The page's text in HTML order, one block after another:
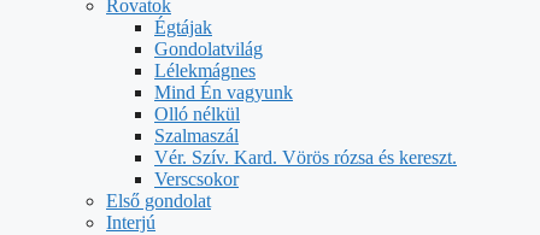
Rovatok
Égtájak
Gondolatvilág
Lélekmágnes
Mind Én vagyunk
Olló nélkül
Szalmaszál
Vér. Szív. Kard. Vörös rózsa és kereszt.
Verscsokor
Első gondolat
Interjú